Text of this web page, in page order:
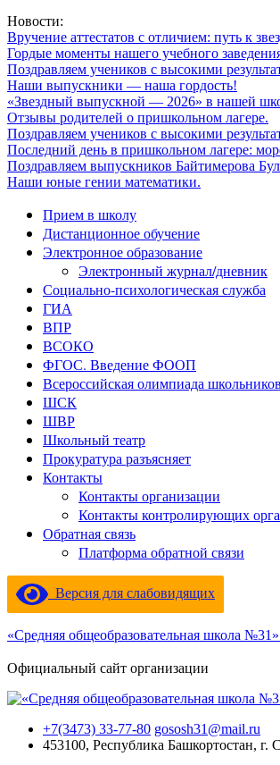
Новости:
Вручение аттестатов с отличием: путь к
Гордые моменты нашего учебного
Поздравляем учеников с высокими
Наши выпускники — наша гордость!
«Звездный выпускной — 2026» в нашей
Отзывы родителей о пришкольном лагере.
Поздравляем учеников с высокими
Последний день в пришкольном лагере:
Поздравляем выпускников Байтимерова
Наши юные гении математики.
Прием в школу
Дистанционное обучение
Электронное образование
Электронный журнал/дневник
Социально-психологическая служба
ГИА
ВПР
ВСОКО
ФГОС. Введение ФООП
Всероссийская олимпиада школьников
ШСК
ШВР
Школьный театр
Прокуратура разъясняет
Контакты
Контакты организации
Контакты контролирующих
Обратная связь
Платформа обратной связи
Версия для слабовидящих
«Средняя общеобразовательная школа
Официальный сайт организации
+7(3473) 33-77-80 gososh31@mail.ru
453100, Республика Башкортостан, г.